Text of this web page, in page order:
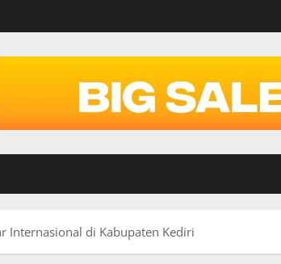
Internasional di Kabupaten Kediri